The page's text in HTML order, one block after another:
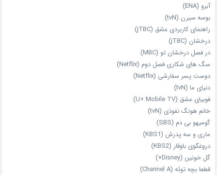
آبرو (ENA)
بوسه سیرن (tvN)
راهنمای کاربردی عشق (jTBC)
درخشان (jTBC)
در فصل درخشان تو (MBC)
سگ های شکاری فصل دوم (Netflix)
دوست‌ پسر سفارشی (Netflix)
دنیای ما (tvN)
فوبیای عشق (U+ Mobile TV)
خانم هونگ نفوذی (tvN)
گومیهو بی دم (SBS)
ماری و سه پدرش (KBS1)
دروغگوی باوقار (KBS2)
گل خونین (Disney+)
قطعا بچه توئه (Channel A)